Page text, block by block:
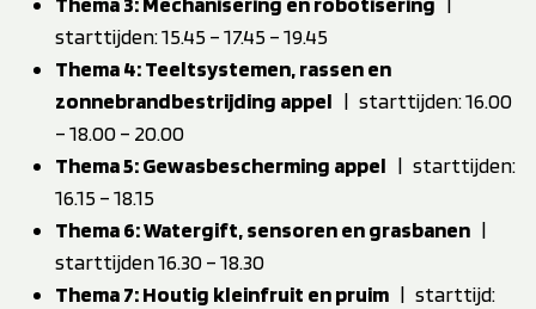
starttijden: 15.45 – 17.45 – 19.45
Thema 4: Teeltsystemen, rassen en
zonnebrandbestrijding appel | starttijden: 16.00
– 18.00 – 20.00
Thema 5: Gewasbescherming appel | starttijden:
16.15 – 18.15
Thema 6: Watergift, sensoren en grasbanen |
starttijden 16.30 – 18.30
Thema 7: Houtig kleinfruit en pruim | starttijd: